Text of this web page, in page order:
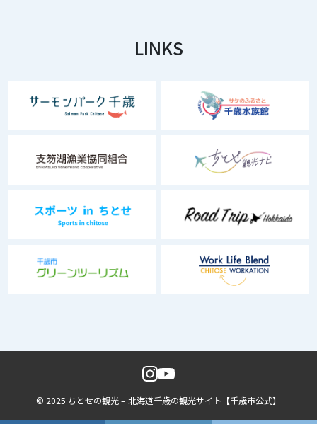
LINKS
© 2025 ちとせの観光 – 北海道千歳の観光サイト【千歳市公式】